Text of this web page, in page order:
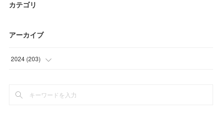
カテゴリ
アーカイブ
2024 (203)
(